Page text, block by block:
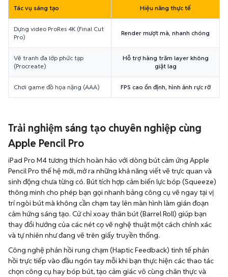
Tác vụ sáng tạo Hiệu năng thực tế
Dựng video ProRes 4K (Final Cut
Pro)
Render mượt mà, nhanh chóng
Vẽ tranh đa lớp phức tạp
(Procreate)
Hỗ trợ hàng trăm layer không
giật lag
Chơi game đồ họa nặng (AAA) FPS cao ổn định, hình ảnh rực rỡ
Trải nghiệm sáng tạo chuyên nghiệp cùng
Apple Pencil Pro
iPad Pro M4 tương thích hoàn hảo với dòng bút cảm ứng Apple
Pencil Pro thế hệ mới, mở ra những khả năng viết vẽ trực quan và
sinh động chưa từng có. Bút tích hợp cảm biến lực bóp (Squeeze)
thông minh cho phép bạn gọi nhanh bảng công cụ vẽ ngay tại vị
trí ngòi bút mà không cần chạm tay lên màn hình làm gián đoạn
cảm hứng sáng tạo. Cử chỉ xoay thân bút (Barrel Roll) giúp bạn
thay đổi hướng của các nét cọ vẽ nghệ thuật một cách chính xác
và tự nhiên như đang vẽ trên giấy truyền thống.
Công nghệ phản hồi rung chạm (Haptic Feedback) tinh tế phản
hồi trực tiếp vào đầu ngón tay mỗi khi bạn thực hiện các thao tác
chọn công cụ hay bóp bút, tạo cảm giác vô cùng chân thực và